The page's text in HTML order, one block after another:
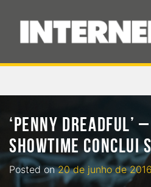
‘PENNY DREADFUL’
SHOWTIME CONCLUI
Posted on20 de junho de 2016